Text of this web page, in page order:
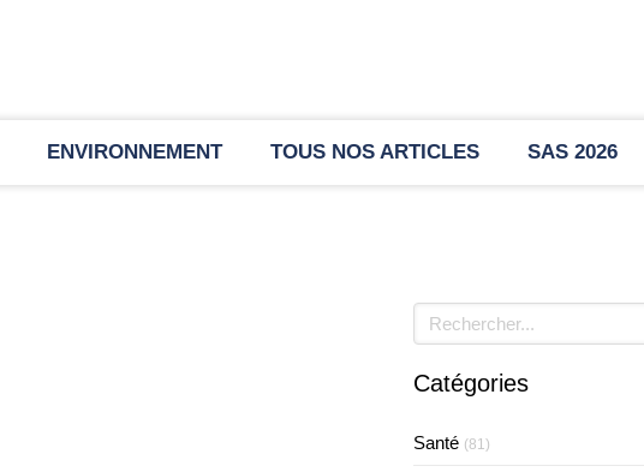
ENVIRONNEMENT TOUS NOS ARTICLES SAS 2026
Rechercher
Catégories
Santé (81)